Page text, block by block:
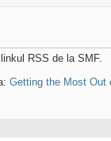
RSS de la SMF.
Getting the Most Out